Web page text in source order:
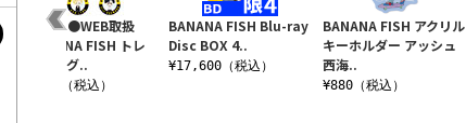
＜再販＞●WEB取扱
●BANANA FISH トレ
ーディング..
¥5,720（税込）
BANANA FISH Blu-ray
Disc BOX 4..
¥17,600（税込）
BANANA FISH アクリル
キーホルダー アッシュ
西海..
¥880（税込）